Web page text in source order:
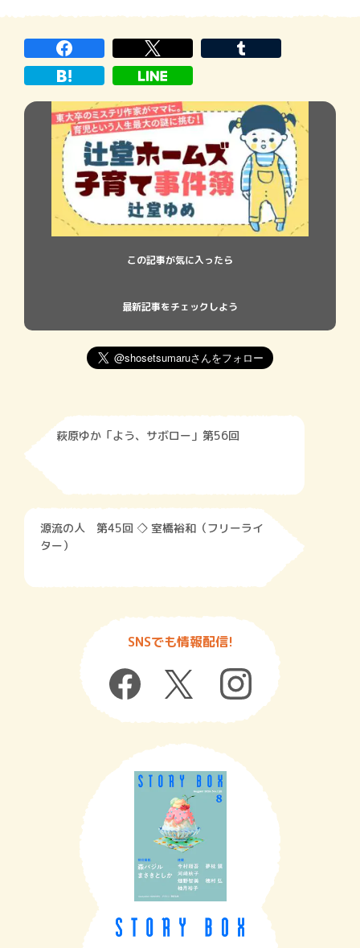
ない。なんなら現在、母がひとりで暮らす
実家を「地元」という意識もない。テレビ
この記事が気に入ったら
最新記事をチェックしよう
萩原ゆか「よう、サボロー」第56回
源流の人 第45回 ◇ 室橋裕和（フリーライ
ター）
SNSでも情報配信!